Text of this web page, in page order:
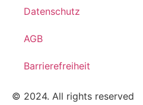
Datenschutz
AGB
Barrierefreiheit
© 2024. All rights reserved